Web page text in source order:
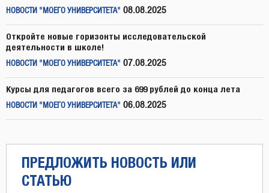
НОВОСТИ "МОЕГО УНИВЕРСИТЕТА" 08.08.2025
Откройте новые горизонты исследовательской
деятельности в школе!
НОВОСТИ "МОЕГО УНИВЕРСИТЕТА" 07.08.2025
Курсы для педагогов всего за 699 рублей до конца лета
НОВОСТИ "МОЕГО УНИВЕРСИТЕТА" 06.08.2025
ПРЕДЛОЖИТЬ НОВОСТЬ ИЛИ
СТАТЬЮ